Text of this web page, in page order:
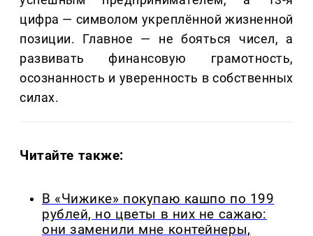
цифра — символом укреплённой жизненной
позиции. Главное — не бояться чисел, а
развивать финансовую грамотность,
осознанность и уверенность в собственных
силах.
Читайте также:
В «Чижике» покупаю кашпо по 199
рублей, но цветы в них не сажаю:
они заменили мне контейнеры,